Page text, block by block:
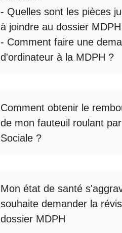
- Quelles sont les pièces
à joindre au dossier MDPH
- Comment faire une
d'ordinateur à la MDPH ?
Comment obtenir le
de mon fauteuil roulant
Sociale ?
Mon état de santé
souhaite demander la
dossier MDPH